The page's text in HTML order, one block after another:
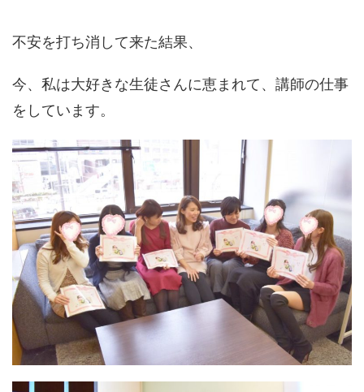
不安を打ち消して来た結果、
今、私は大好きな生徒さんに恵まれて、講師の仕事
をしています。